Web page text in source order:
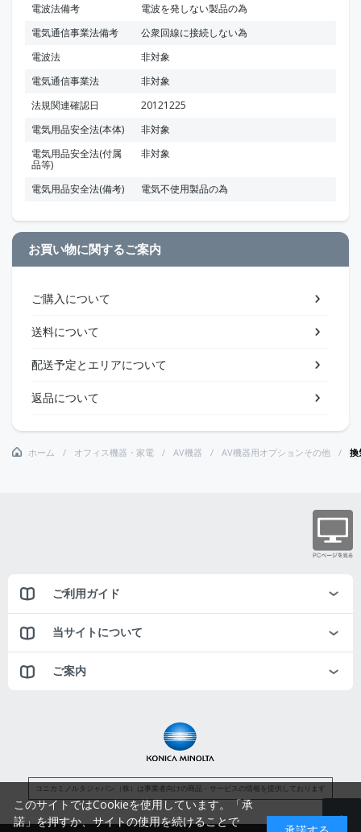
電波法備考
電波を発しない製品の為
電気通信事業法備考
公衆回線に接続しない為
電波法
非対象
電気通信事業法
非対象
法規関連確認日
20121225
電気用品安全法(本体)
非対象
電気用品安全法(付属
品等)
非対象
電気用品安全法(備考) 電気不使用製品の為
お買い物に関するご案内
ご購入について
送料について
配送予定とエリアについて
返品について
ホーム オフィス機器・家電 AV機器 AV機器用オプションその他 換
ご利用ガイド
当サイトについて
ご案内
コニカミノルタジャパン（株）は事業者向けの商品・サービスの情報を提供しております
このサイトではCookieを使用しています。「承
諾」を押すか、サイトの使用を続けることで